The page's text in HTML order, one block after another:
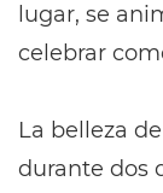
lugar, se
celebrar
La belleza de
durante dos